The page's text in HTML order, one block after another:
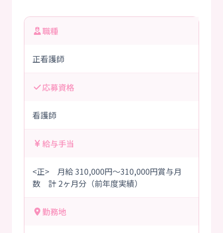
職種
正看護師
応募資格
看護師
給与手当
<正> 月給 310,000円～310,000円賞与月
数 計 2ヶ月分（前年度実績）
勤務地